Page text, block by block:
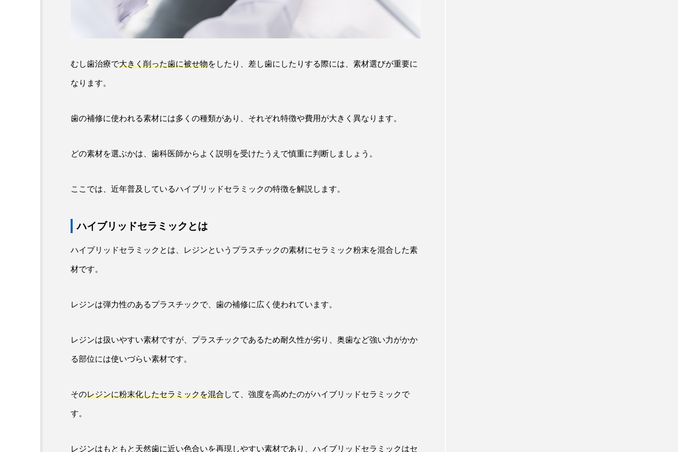
むし歯治療で大きく削った歯に被せ物をしたり、差し歯にしたりする際には、素材選びが重要に
なります。
歯の補修に使われる素材には多くの種類があり、それぞれ特徴や費用が大きく異なります。
どの素材を選ぶかは、歯科医師からよく説明を受けたうえで慎重に判断しましょう。
ここでは、近年普及しているハイブリッドセラミックの特徴を解説します。
ハイブリッドセラミックとは
ハイブリッドセラミックとは、レジンというプラスチックの素材にセラミック粉末を混合した素
材です。
レジンは弾力性のあるプラスチックで、歯の補修に広く使われています。
レジンは扱いやすい素材ですが、プラスチックであるため耐久性が劣り、奥歯など強い力がかか
る部位には使いづらい素材です。
そのレジンに粉末化したセラミックを混合 して、強度を高めたのがハイブリッドセラミックで
す。
レジンはもともと天然歯に近い色合いを再現しやすい素材であり、ハイブリッドセラミックはセ